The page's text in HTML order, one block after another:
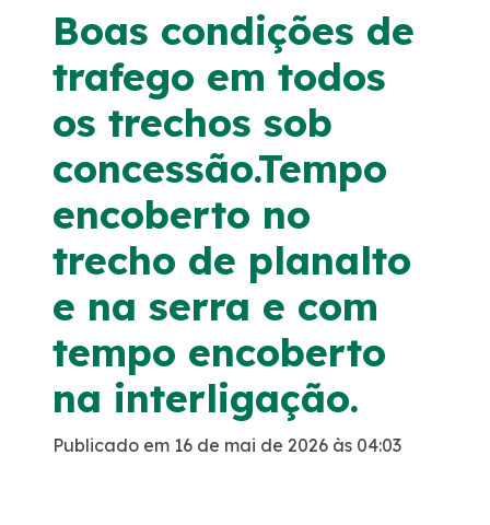
Política de Gestão Integrada
Programa de Redução de Acidentes
EIA-RIMA Nova Ligação
Cargas Especiais
Comercial
Ouvidoria
Dúvidas
Boas condições de
trafego em todos
os trechos sob
concessão.Tempo
encoberto no
trecho de planalto
e na serra e com
tempo encoberto
na interligação.
Publicado em 16 de mai de 2026 às 04:03